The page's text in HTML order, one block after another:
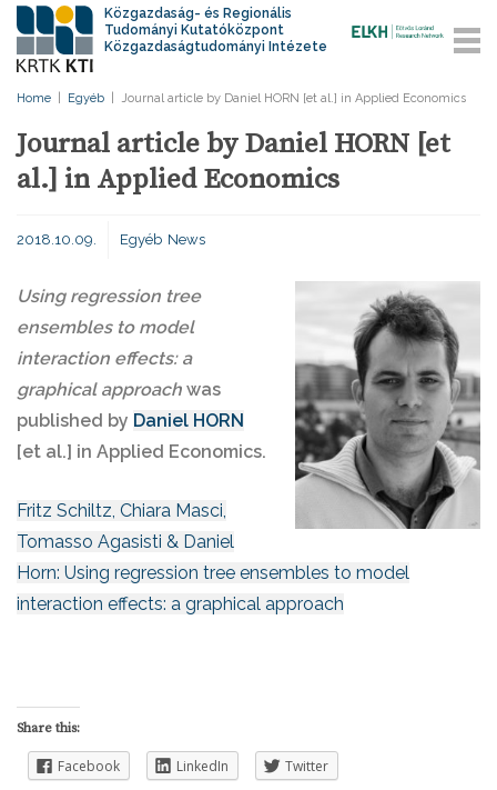
Közgazdaság- és Regionális
Tudományi Kutatóközpont
Közgazdaságtudományi Intézete
Home Egyéb Journal article by Daniel HORN [et al.] in Applied Economics
Journal article by Daniel HORN [et
al.] in Applied Economics
2018.10.09. Egyéb News
Using regression tree
ensembles to model
interaction effects: a
graphical approach was
published by Daniel HORN
[et al.] in Applied Economics.
Fritz Schiltz, Chiara Masci,
Tomasso Agasisti & Daniel
Horn: Using regression tree ensembles to model
interaction effects: a graphical approach
Share this:
Facebook LinkedIn Twitter